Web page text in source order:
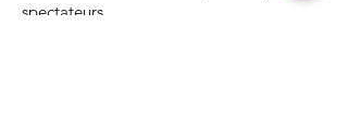
spectateurs.